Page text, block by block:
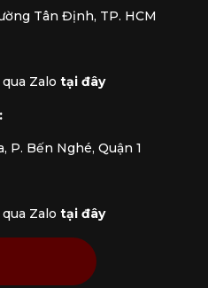
Các nút đậy này
biệt để tạo kín khí
và phù hợp với hầu
rượu.
hút chân không
yêu thích rượu vang,
khi mở nắp. Dưới đây là
bộ dụng cụ:
Tân Định, TP. HCM
Zalo tại đây
P. Bến Nghé, Quận 1
Zalo tại đây